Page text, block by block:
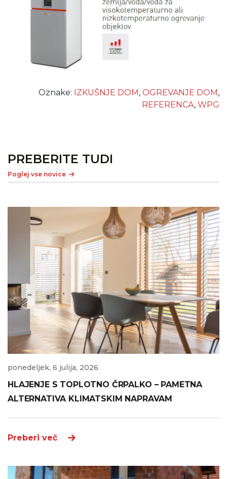
Oznake: IZKUŠNJE DOM , OGREVANJE DOM ,
REFERENCA, WPG
PREBERITE TUDI
Poglej vse novice
ponedeljek, 6 julija, 2026
HLAJENJE S TOPLOTNO ČRPALKO – PAMETNA
ALTERNATIVA KLIMATSKIM NAPRAVAM
Preberi več